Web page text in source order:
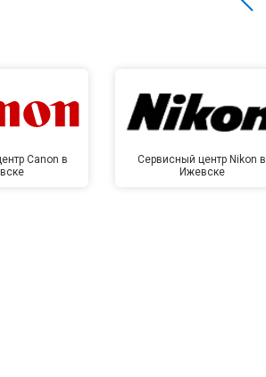
Canon в
Сервисный центр Nikon в
Ижевске